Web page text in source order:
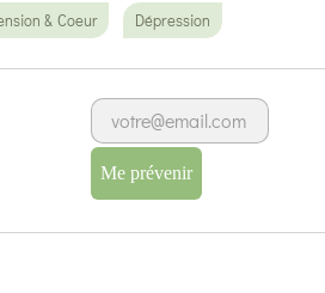
& Coeur Dépression
Me prévenir